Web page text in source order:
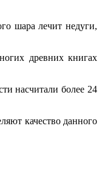
шара лечит недуги,
древних книгах
насчитали более 24
качество данного